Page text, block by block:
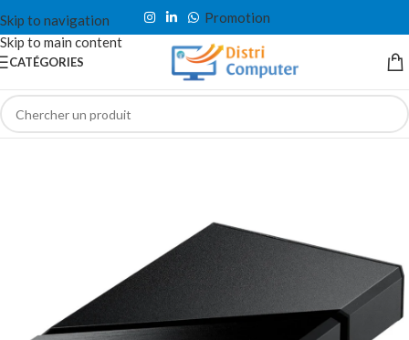
Skip to navigation
Skip to main content
Promotion
CATÉGORIES